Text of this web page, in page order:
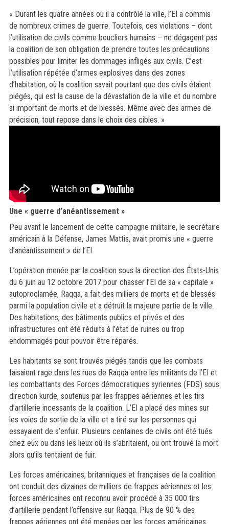
« Durant les quatre années où il a contrôlé la ville, l’EI a commis
de nombreux crimes de guerre. Toutefois, ces violations – dont
l’utilisation de civils comme boucliers humains – ne dégagent pas
la coalition de son obligation de prendre toutes les précautions
possibles pour limiter les dommages infligés aux civils. C’est
l’utilisation répétée d’armes explosives dans des zones
d’habitation, où la coalition savait pourtant que des civils étaient
piégés, qui est la cause de la dévastation de la ville et du nombre
si important de morts et de blessés. Même avec des armes de
précision, tout repose dans le choix des cibles. »
Une « guerre d’anéantissement »
Peu avant le lancement de cette campagne militaire, le secrétaire
américain à la Défense, James Mattis, avait promis une « guerre
d’anéantissement » de l’EI.
L’opération menée par la coalition sous la direction des États-Unis
du 6 juin au 12 octobre 2017 pour chasser l’EI de sa « capitale »
autoproclamée, Raqqa, a fait des milliers de morts et de blessés
parmi la population civile et a détruit la majeure partie de la ville.
Des habitations, des bâtiments publics et privés et des
infrastructures ont été réduits à l’état de ruines ou trop
endommagés pour pouvoir être réparés.
Les habitants se sont trouvés piégés tandis que les combats
faisaient rage dans les rues de Raqqa entre les militants de l’EI et
les combattants des Forces démocratiques syriennes (FDS) sous
direction kurde, soutenus par les frappes aériennes et les tirs
d’artillerie incessants de la coalition. L’EI a placé des mines sur
les voies de sortie de la ville et a tiré sur les personnes qui
essayaient de s’enfuir. Plusieurs centaines de civils ont été tués
chez eux ou dans les lieux où ils s’abritaient, ou ont trouvé la mort
alors qu’ils tentaient de fuir.
Les forces américaines, britanniques et françaises de la coalition
ont conduit des dizaines de milliers de frappes aériennes et les
forces américaines ont reconnu avoir procédé à 35 000 tirs
d’artillerie pendant l’offensive sur Raqqa. Plus de 90 % des
frappes aériennes ont été menées par les forces américaines.